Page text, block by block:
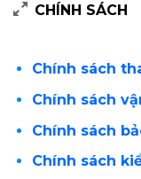
CHÍNH SÁCH
Chính sách
Chính sách
Chính sách
Chính sách